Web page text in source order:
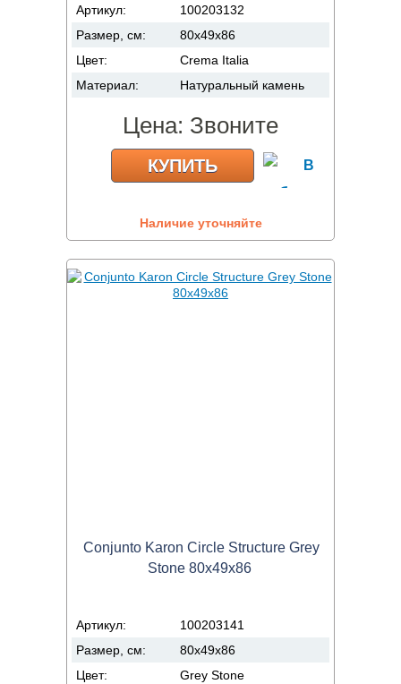
Артикул:
100203132
Размер, см:
80x49x86
Цвет:
Crema Italia
Материал:
Натуральный камень
Цена: Звоните
КУПИТЬ
Наличие уточняйте
Conjunto Karon Circle Structure Grey
Stone 80x49x86
Артикул:
100203141
Размер, см:
80x49x86
Цвет:
Grey Stone